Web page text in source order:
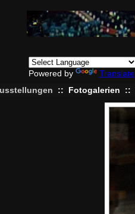
Powered by Translate
:: Fotogalerien ::